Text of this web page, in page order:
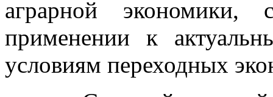
аграрной
применении к
условиям переходных